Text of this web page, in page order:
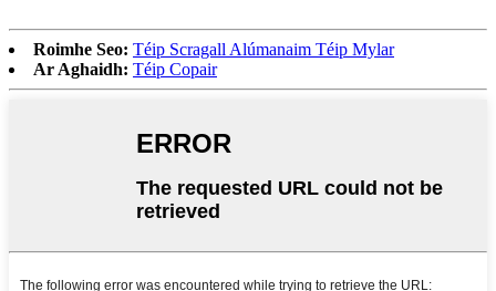
Roimhe Seo: Téip Scragall Alúmanaim Téip Mylar
Ar Aghaidh: Téip Copair